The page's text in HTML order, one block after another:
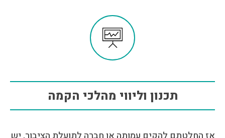
תכנון וליווי מהלכי הקמה